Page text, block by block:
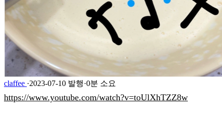
claffee ·2023-07-10 발행·0분 소요
https://www.youtube.com/watch?v=toUlXhTZZ8w